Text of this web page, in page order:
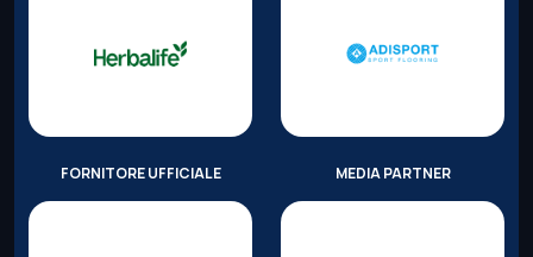
FORNITORE UFFICIALE MEDIA PARTNER